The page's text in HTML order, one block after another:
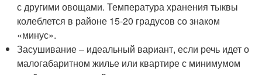
с другими овощами. Температура хранения тыквы
колеблется в районе 15-20 градусов со знаком
«минус».
Засушивание – идеальный вариант, если речь идет о
малогабаритном жилье или квартире с минимумом